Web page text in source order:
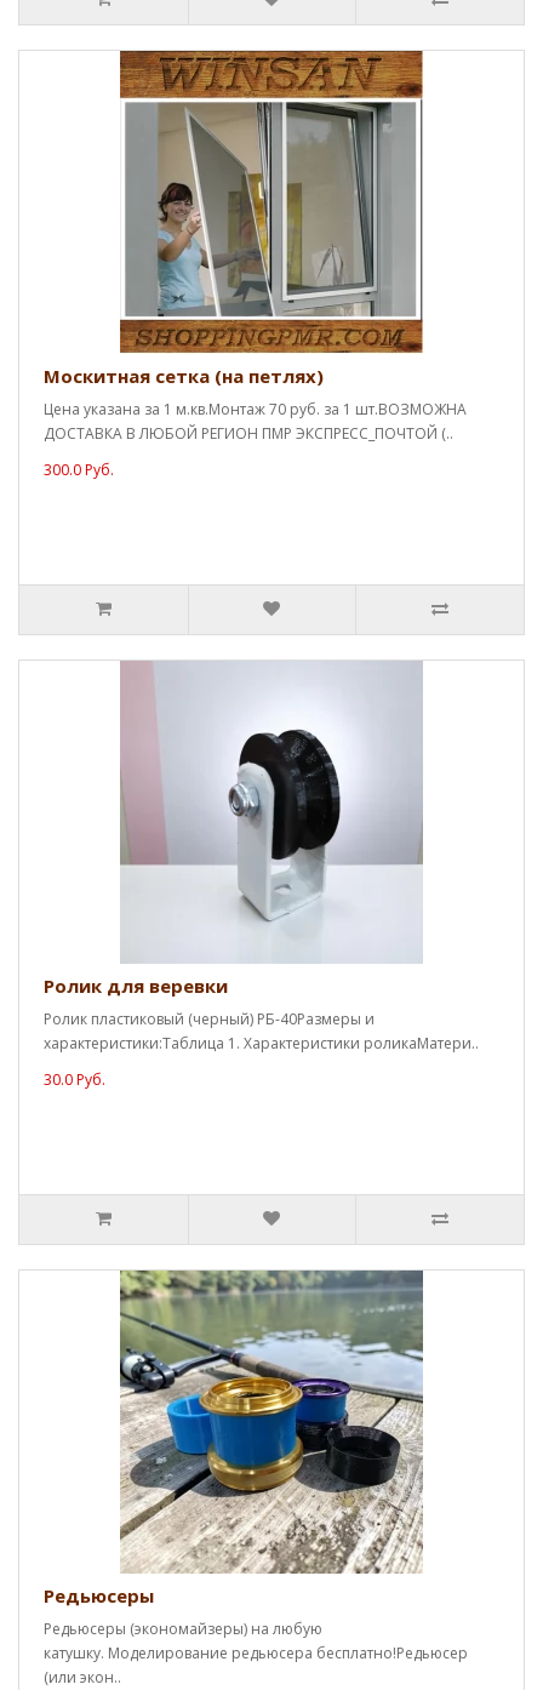
Москитная сетка (на петлях)
Цена указана за 1 м.кв.Монтаж 70 руб. за 1 шт.ВОЗМОЖНА
ДОСТАВКА В ЛЮБОЙ РЕГИОН ПМР ЭКСПРЕСС_ПОЧТОЙ (..
300.0 Руб.
Ролик для веревки
Ролик пластиковый (черный) РБ-40Размеры и
характеристики:Таблица 1. Характеристики роликаМатери..
30.0 Руб.
Редьюсеры
Редьюсеры (экономайзеры) на любую
катушку. Моделирование редьюсера бесплатно!Редьюсер
(или экон..